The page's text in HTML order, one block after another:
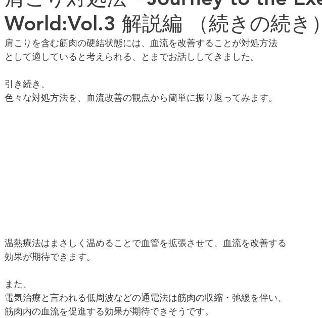
ラグビー カラダフリー 身体運動 姿勢 バランス バラン
グ YouTube 身体メンテ ヨガ 腰痛予防
World:Vol.3 解説編 （続きの続き）
肩こりを含む筋肉の硬結状態には、血流を改善することが対処方法
として適していると考えられる、とまでお話ししてきました。
引き続き、
色々な対処方法を、血流改善の観点から簡単に振り返ってみます。
温熱療法はまさしく温めることで血管を拡張させて、血流を改善する
効果が期待できます。
また、
電気治療と言われる低周波などの通電法は筋肉の収縮・弛緩を伴い、
筋肉内の血流を促進する効果が期待できそうです。